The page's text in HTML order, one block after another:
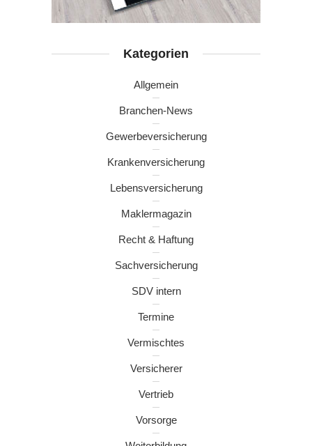
Kategorien
Allgemein
Branchen-News
Gewerbeversicherung
Krankenversicherung
Lebensversicherung
Maklermagazin
Recht & Haftung
Sachversicherung
SDV intern
Termine
Vermischtes
Versicherer
Vertrieb
Vorsorge